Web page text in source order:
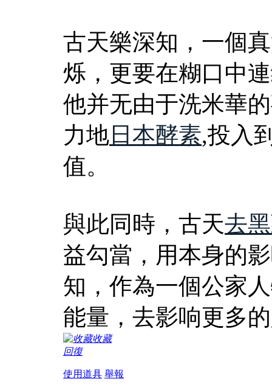
古天樂深知，一個
烁，更要在糊口中
他并无由于洗米華
力地日本酵素,投入
值。
與此同時，古天去
益勾當，用本身的
知，作為一個公家
能量，去影响更多
收藏
回復
使用道具 舉報